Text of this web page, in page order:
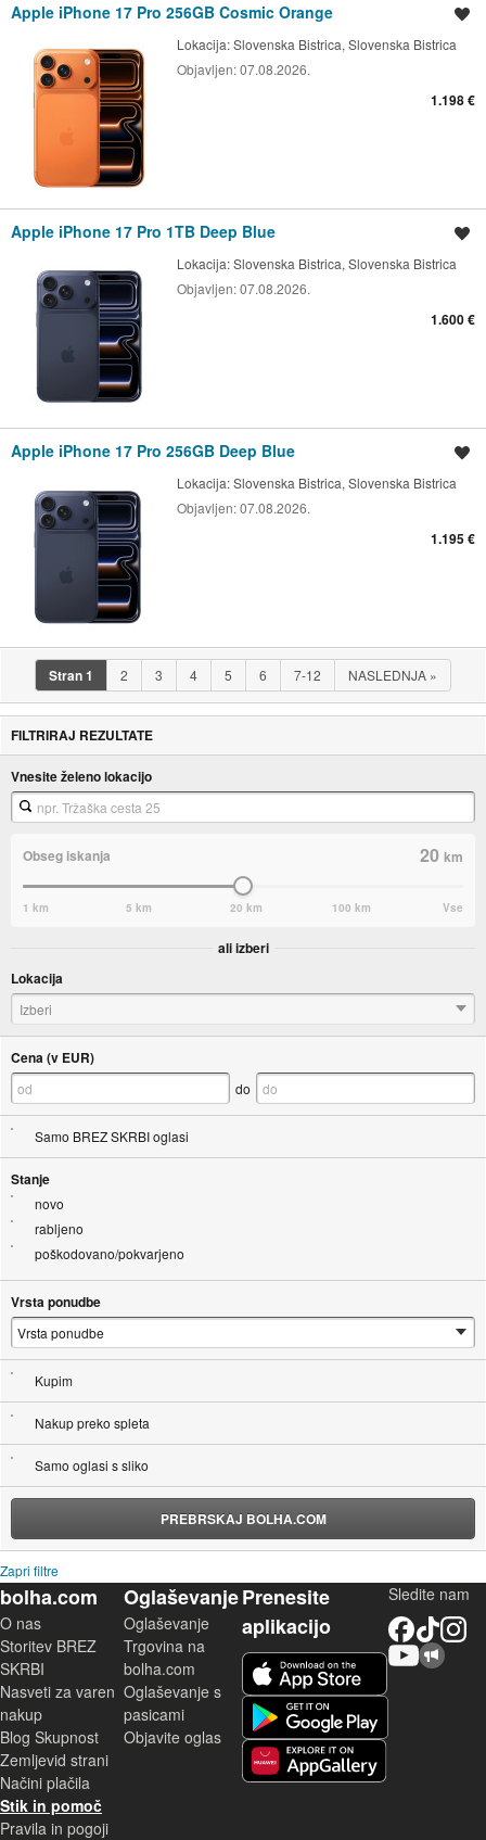
Apple iPhone 17 Pro 256GB Cosmic Orange
Lokacija:Slovenska Bistrica, Slovenska Bistrica
Objavljen:07.08.2026.
1.198 €
Apple iPhone 17 Pro 1TB Deep Blue
Lokacija:Slovenska Bistrica, Slovenska Bistrica
Objavljen:07.08.2026.
1.600 €
Apple iPhone 17 Pro 256GB Deep Blue
Lokacija:Slovenska Bistrica, Slovenska Bistrica
Objavljen:07.08.2026.
1.195 €
Stran1 2 3 4 5 6 7-12 NASLEDNJA »
FILTRIRAJ REZULTATE
Vnesite želeno lokacijo
Obseg iskanja 20km
1 km 5 km 20 km 100 km Vse
ali izberi
Lokacija
Izberi
Cena (v EUR)
do
Samo BREZ SKRBI oglasi
Stanje
novo
rabljeno
poškodovano/pokvarjeno
Vrsta ponudbe
Kupim
Nakup preko spleta
Samo oglasi s sliko
PREBRSKAJ BOLHA.COM
Zapri filtre
bolha.com
O nas
Storitev BREZ
SKRBI
Nasveti za varen
nakup
Blog Skupnost
Zemljevid strani
Načini plačila
Stik in pomoč
Pravila in pogoji
Oglaševanje
Oglaševanje
Trgovina na
bolha.com
Oglaševanje s
pasicami
Objavite oglas
Prenesite
aplikacijo
Sledite nam